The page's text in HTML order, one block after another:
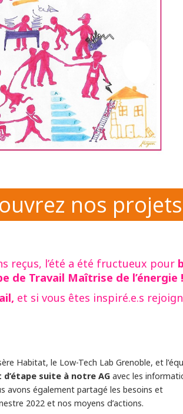
nos
reçus, l’été a été fructueux pour
de Travail Maîtrise de l’énergie !
et si vous êtes inspiré.e.s
Habitat, le Low-Tech Lab Grenoble, et
suite à notre AG avec les
avons également partagé les besoins et
2022 et nos moyens d’actions.